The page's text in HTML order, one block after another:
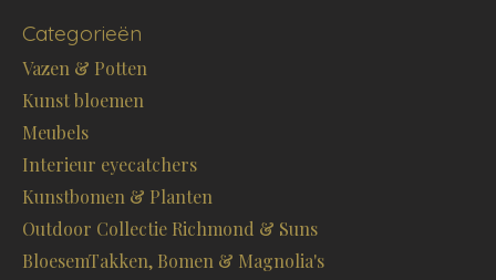
Categorieën
Vazen & Potten
Kunst bloemen
Meubels
Interieur eyecatchers
Kunstbomen & Planten
Outdoor Collectie Richmond & Suns
BloesemTakken, Bomen & Magnolia's